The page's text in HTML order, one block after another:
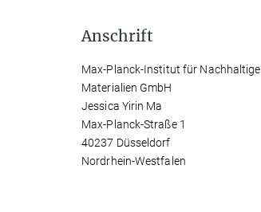
Anschrift
Max-Planck-Institut für Nachhaltige
Materialien GmbH
Jessica Yirin Ma
Max-Planck-Straße 1
40237 Düsseldorf
Nordrhein-Westfalen